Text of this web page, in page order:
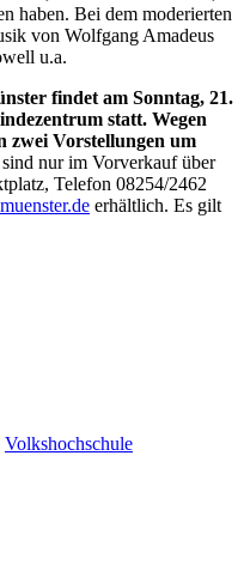
haben. Bei dem moderierten
von Wolfgang Amadeus
u.a.
findet am Sonntag, 21.
statt. Wegen
zwei Vorstellungen um
nur im Vorverkauf über
Telefon 08254/2462
erhältlich. Es gilt
Volkshochschule